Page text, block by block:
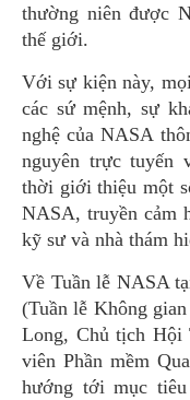
thường niên được
thế giới.
Với sự kiện này,
các sứ mệnh, sự
nghệ của NASA
nguyên trực tuyến
thời giới thiệu một
NASA, truyền cảm
kỹ sư và nhà thám
Về Tuần lễ NASA
(Tuần lễ Không
Long, Chủ tịch Hội
viên Phần mềm
hướng tới mục